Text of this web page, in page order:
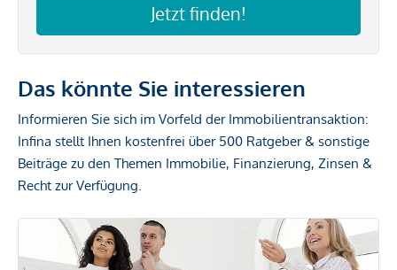
Jetzt finden!
Das könnte Sie interessieren
Informieren Sie sich im Vorfeld der Immobilientransaktion:
Infina stellt Ihnen kostenfrei über 500 Ratgeber & sonstige
Beiträge zu den Themen Immobilie, Finanzierung, Zinsen &
Recht zur Verfügung.